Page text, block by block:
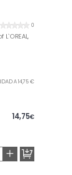
0
A 14,75 €
14,75€
+